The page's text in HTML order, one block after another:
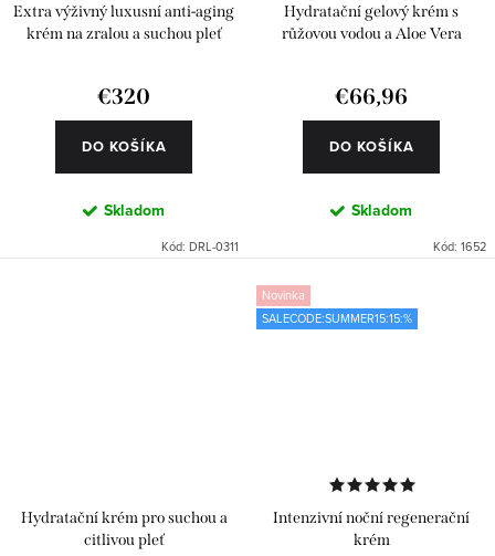
Extra výživný luxusní anti-aging
krém na zralou a suchou pleť
€320
DO KOŠÍKA
Skladom
Kód: DRL-0311
Hydratační gelový krém s
růžovou vodou a Aloe Vera
€66,96
DO KOŠÍKA
Skladom
Kód: 1652
Hydratační krém pro suchou a
citlivou pleť
Novinka
SALECODE:SUMMER15:15:%
Intenzivní noční regenerační
krém